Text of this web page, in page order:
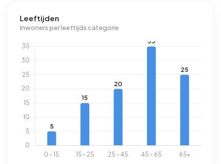
verbruikt een adres in Bedrijventerrein Gendt 4.370 kWh
aan elektriciteit per jaar. Dit ligt 56% boven het landelijke
gemiddelde van 2.810 kWh. Het aardgasverbruik ligt met
1.750 m³ per jaar 37% boven het landelijke gemiddelde
Leeftijden
Inwoners per leeftijds categorie